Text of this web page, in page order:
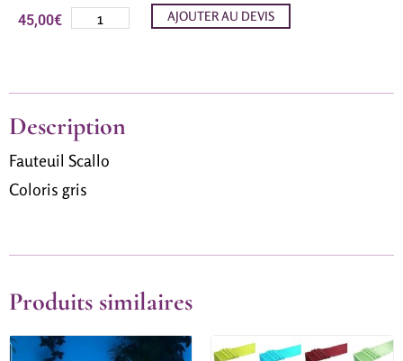
45,00€ AJOUTER AU DEVIS
Description
Fauteuil Scallo
Coloris gris
Produits similaires